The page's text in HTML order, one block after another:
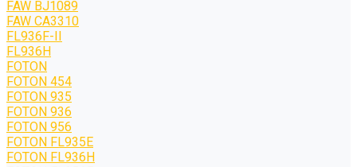
FAW BJ1089
FAW CA3310
FL936F-II
FL936H
FOTON
FOTON 454
FOTON 935
FOTON 936
FOTON 956
FOTON FL935E
FOTON FL936H